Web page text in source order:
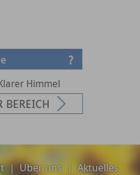
Himmel
BEREICH
|Über uns| Aktuelles